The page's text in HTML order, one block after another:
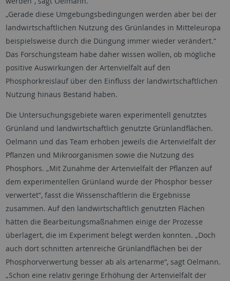
„Gerade diese Umgebungsbedingungen werden aber bei der
landwirtschaftlichen Nutzung des Grünlandes in Mitteleuropa
beispielsweise durch die Düngung immer wieder verändert.“
Das Forschungsteam habe daher wissen wollen, ob mögliche
positive Auswirkungen der Artenvielfalt auf den
Phosphorkreislauf über den Einfluss der landwirtschaftlichen
Nutzung hinaus Bestand haben.
Die Untersuchungsgebiete waren experimentell genutztes
Grünland und landwirtschaftlich genutzte Grünlandflächen.
Oelmann und das Team erhoben jeweils die Artenvielfalt der
Pflanzen und Mikroorganismen sowie die Nutzung des
Phosphors. „Mit Zunahme der Artenvielfalt der Pflanzen auf
dem experimentellen Grünland wurde der Phosphor besser
verwertet“, fasst die Wissenschaftlerin die Ergebnisse
zusammen. Auf den landwirtschaftlich genutzten Flächen
hätten die Bearbeitungsmaßnahmen einige der Prozesse
überlagert, die im Experiment belegt werden konnten. „Doch
auch dort schnitten artenreiche Grünlandflächen bei der
Phosphorverwertung besser ab als artenarme“, sagt Oelmann.
„Schon eine relativ geringe Erhöhung der Artenvielfalt der